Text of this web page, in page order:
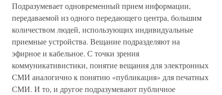
Подразумевает одновременный прием информации,
передаваемой из одного передающего центра, большим
количеством людей, использующих индивидуальные
приемные устройства. Вещание подразделяют на
эфирное и кабельное. С точки зрения
коммуникативистики, понятие вещания для электронных
СМИ аналогично к понятию «публикация» для печатных
СМИ. И то, и другое подразумевают публичное